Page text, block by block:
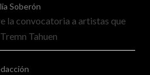
Soberón
la convocatoria a artistas que
Tahuen